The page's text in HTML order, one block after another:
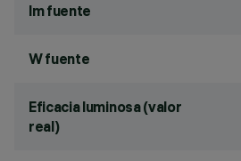
lm fuente
W fuente
Eficacia luminosa (valor
real)